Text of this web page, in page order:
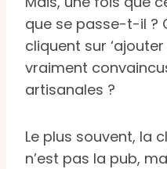
que se passe-t-il ?
cliquent sur
vraiment
artisanales ?
Le plus souvent, la
n’est pas la pub,